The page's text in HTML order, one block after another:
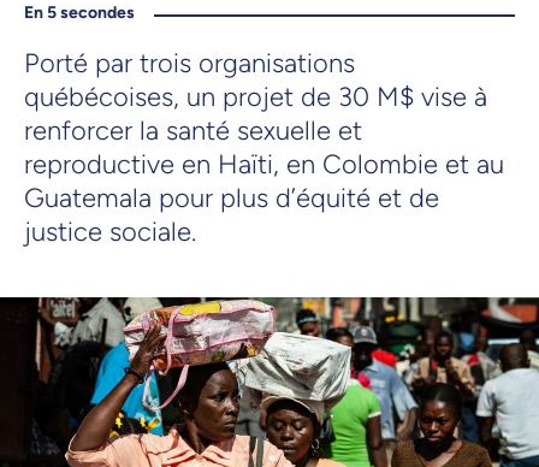
En 5 secondes
Porté par trois organisations
québécoises, un projet de 30 M$ vise à
renforcer la santé sexuelle et
reproductive en Haïti, en Colombie et au
Guatemala pour plus d’équité et de
justice sociale.